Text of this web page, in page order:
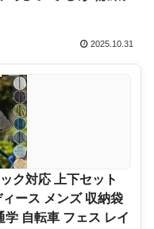
2025.10.31
ク対応 上下セット
ース メンズ 収納袋
自転車 フェス レイ